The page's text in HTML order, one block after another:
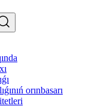
orınbasarı